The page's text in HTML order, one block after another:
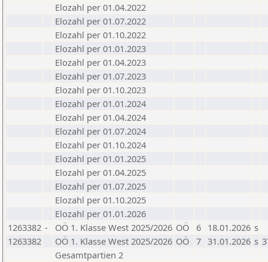
Elozahl per 01.04.2022
Elozahl per 01.07.2022
Elozahl per 01.10.2022
Elozahl per 01.01.2023
Elozahl per 01.04.2023
Elozahl per 01.07.2023
Elozahl per 01.10.2023
Elozahl per 01.01.2024
Elozahl per 01.04.2024
Elozahl per 01.07.2024
Elozahl per 01.10.2024
Elozahl per 01.01.2025
Elozahl per 01.04.2025
Elozahl per 01.07.2025
Elozahl per 01.10.2025
Elozahl per 01.01.2026
1263382 - OÖ 1. Klasse West 2025/2026 OÖ 6 18.01.2026 s
1263382
OÖ 1. Klasse West 2025/2026 OÖ 7 31.01.2026 s
Gesamtpartien 2